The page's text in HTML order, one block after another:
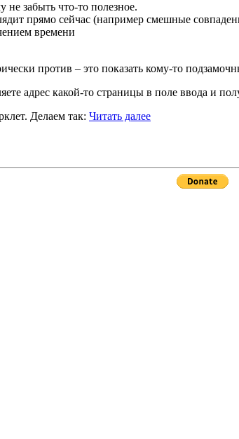
забыть что-то полезное.
прямо сейчас (например смешные
времени
против – это показать кому-то
адрес какой-то страницы в поле ввода и
Делаем так: Читать далее